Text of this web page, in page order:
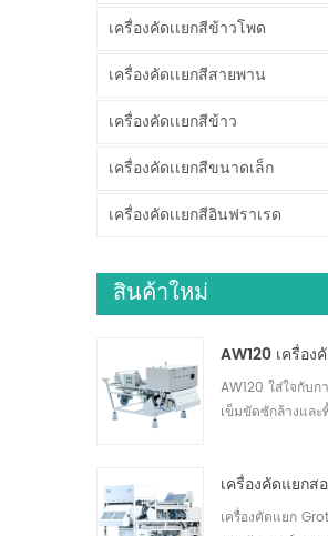
เครื่องคัดเเยกสีข้าวโพด
เครื่องคัดเเยกสีสายพาน
เครื่องคัดเเยกสีข้าว
เครื่องคัดเเยกสีขนาดเล็ก
เครื่องคัดเเยกสีอินฟราเรด
สินค้าใหม่
AW120 ใส่ใจกับก
เข็มขัดซักล้างแล
แห้ง การคัดแยกผั
เครื่องคัดแยกส
เครื่องคัดแยก